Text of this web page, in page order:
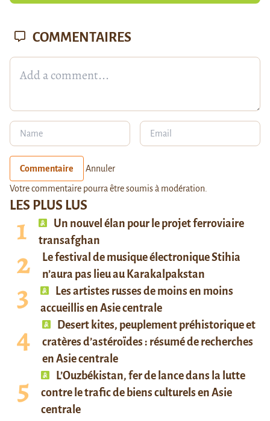
LES PLUS LUS
Un nouvel élan pour le projet ferroviaire
transafghan
Le festival de musique électronique Stihia
n’aura pas lieu au Karakalpakstan
Les artistes russes de moins en moins
accueillis en Asie centrale
Desert kites, peuplement préhistorique et
cratères d’astéroïdes : résumé de recherches
en Asie centrale
L’Ouzbékistan, fer de lance dans la lutte
contre le trafic de biens culturels en Asie
centrale
COMMENTAIRES
Commentaire Annuler
Votre commentaire pourra être soumis à modération.